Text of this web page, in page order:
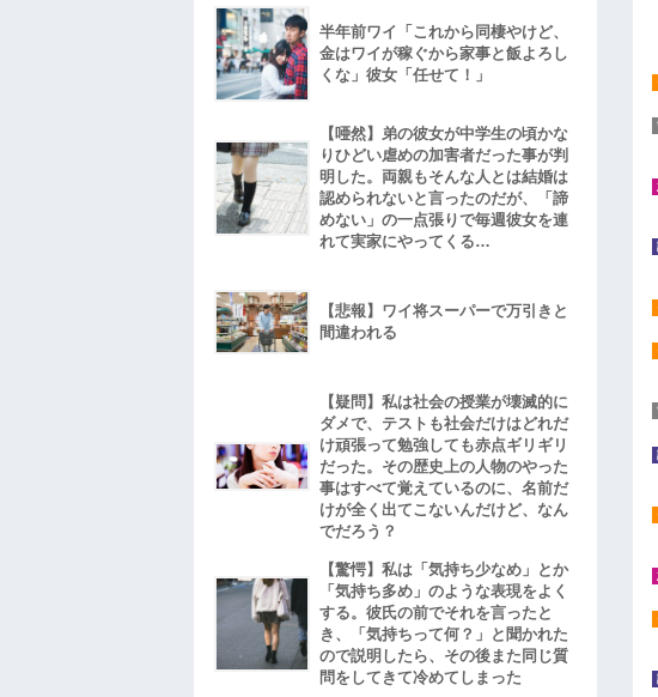
半年前ワイ「これから同棲やけど、
金はワイが稼ぐから家事と飯よろし
くな」彼女「任せて！」
【唖然】弟の彼女が中学生の頃かな
りひどい虐めの加害者だった事が判
明した。両親もそんな人とは結婚は
認められないと言ったのだが、「諦
めない」の一点張りで毎週彼女を連
れて実家にやってくる…
【悲報】ワイ将スーパーで万引きと
間違われる
【疑問】私は社会の授業が壊滅的に
ダメで、テストも社会だけはどれだ
け頑張って勉強しても赤点ギリギリ
だった。その歴史上の人物のやった
事はすべて覚えているのに、名前だ
けが全く出てこないんだけど、なん
でだろう？
【驚愕】私は「気持ち少なめ」とか
「気持ち多め」のような表現をよく
する。彼氏の前でそれを言ったと
き、「気持ちって何？」と聞かれた
ので説明したら、その後また同じ質
問をしてきて冷めてしまった